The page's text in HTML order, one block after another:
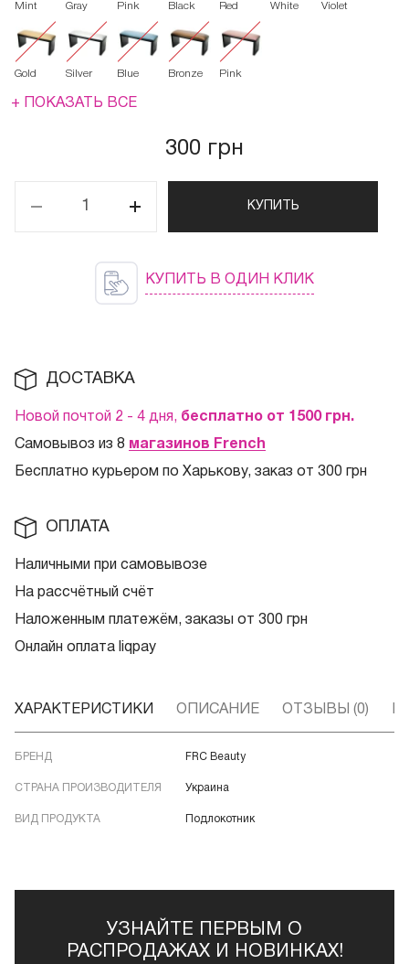
Mint Gray Pink Black Red White Violet
Gold Silver Blue Bronze Pink
+ ПОКАЗАТЬ ВСЕ
300 грн
КУПИТЬ
КУПИТЬ В ОДИН КЛИК
ДОСТАВКА
Новой почтой 2 - 4 дня, бесплатно от 1500 грн.
Самовывоз из 8 магазинов French
Бесплатно курьером по Харькову, заказ от 300 грн
ОПЛАТА
Наличными при самовывозе
На рассчётный счёт
Наложенным платежём, заказы от 300 грн
Онлайн оплата liqpay
ХАРАКТЕРИСТИКИ ОПИСАНИЕ ОТЗЫВЫ (0)
БРЕНД FRC Beauty
СТРАНА ПРОИЗВОДИТЕЛЯ Украина
ВИД ПРОДУКТА Подлокотник
УЗНАЙТЕ ПЕРВЫМ О
РАСПРОДАЖАХ И НОВИНКАХ!